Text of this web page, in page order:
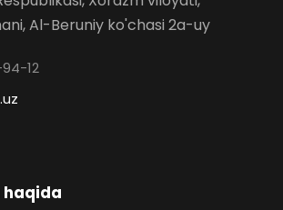
Al-Beruniy ko'chasi 2a-uy
12